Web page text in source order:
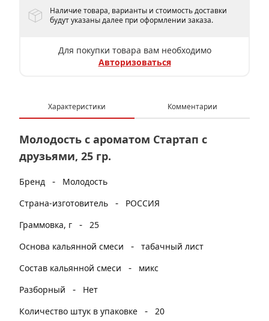
Наличие товара, варианты и стоимость доставки
будут указаны далее при оформлении заказа.
Для покупки товара вам необходимо
Авторизоваться
Характеристики Комментарии
Молодость с ароматом Стартап с
друзьями, 25 гр.
Бренд -
Молодость
Страна-изготовитель
-
РОССИЯ
Граммовка, г
- 25
Основа кальянной смеси
- табачный лист
Состав кальянной смеси
-
микс
Разборный
-
Нет
Количество штук в упаковке
- 20